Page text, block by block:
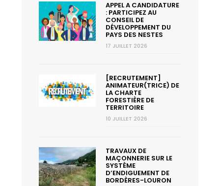
APPEL A CANDIDATURE
: PARTICIPEZ AU
CONSEIL DE
DÉVELOPPEMENT DU
PAYS DES NESTES
17 JUILLET 2026
[RECRUTEMENT]
ANIMATEUR(TRICE) DE
LA CHARTE
FORESTIÈRE DE
TERRITOIRE
10 JUILLET 2026
TRAVAUX DE
MAÇONNERIE SUR LE
SYSTÈME
D’ENDIGUEMENT DE
BORDÈRES-LOURON